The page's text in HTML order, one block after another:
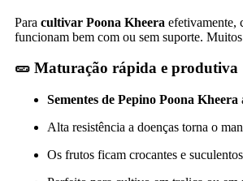
Para cultivar Poona Kheera efetivamente,
funcionam bem com ou sem suporte.
🥒 Maturação rápida e produtiva
Sementes de Pepino Poona Kheera
Alta resistência a doenças torna o
Os frutos ficam crocantes e